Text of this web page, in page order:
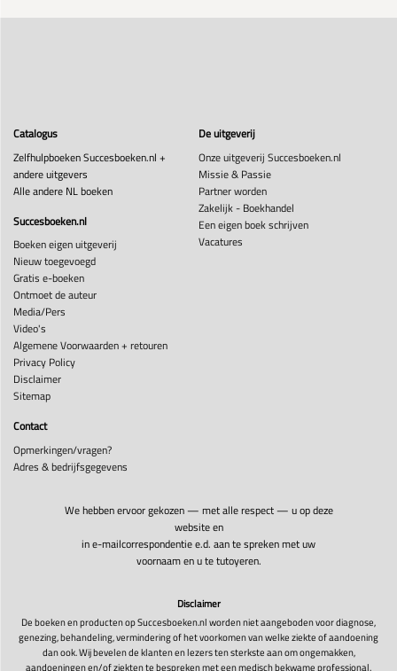
Catalogus
Zelfhulpboeken Succesboeken.nl +
andere uitgevers
Alle andere NL boeken
Succesboeken.nl
Boeken eigen uitgeverij
Nieuw toegevoegd
Gratis e-boeken
Ontmoet de auteur
Media/Pers
Video's
Algemene Voorwaarden + retouren
Privacy Policy
Disclaimer
Sitemap
De uitgeverij
Onze uitgeverij Succesboeken.nl
Missie & Passie
Partner worden
Zakelijk - Boekhandel
Een eigen boek schrijven
Vacatures
Contact
Opmerkingen/vragen?
Adres & bedrijfsgegevens
We hebben ervoor gekozen — met alle respect — u op deze
website en
in e-mailcorrespondentie e.d. aan te spreken met uw
voornaam en u te tutoyeren.
Disclaimer
De boeken en producten op Succesboeken.nl worden niet aangeboden voor diagnose,
genezing, behandeling, vermindering of het voorkomen van welke ziekte of aandoening
dan ook. Wij bevelen de klanten en lezers ten sterkste aan om ongemakken,
aandoeningen en/of ziekten te bespreken met een medisch bekwame professional.